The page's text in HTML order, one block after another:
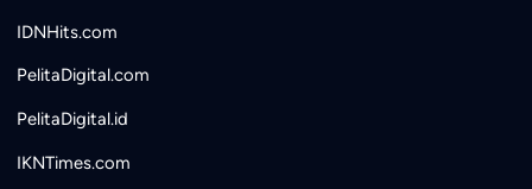
IDNHits.com
PelitaDigital.com
PelitaDigital.id
IKNTimes.com